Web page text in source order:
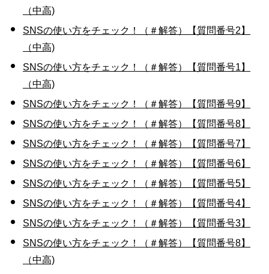
（中高)
SNSの使い方をチェック！（＃解答）【質問番号2】
（中高)
SNSの使い方をチェック！（＃解答）【質問番号1】
（中高)
SNSの使い方をチェック！（＃解答）【質問番号9】
SNSの使い方をチェック！（＃解答）【質問番号8】
SNSの使い方をチェック！（＃解答）【質問番号7】
SNSの使い方をチェック！（＃解答）【質問番号6】
SNSの使い方をチェック！（＃解答）【質問番号5】
SNSの使い方をチェック！（＃解答）【質問番号4】
SNSの使い方をチェック！（＃解答）【質問番号3】
SNSの使い方をチェック！（＃解答）【質問番号8】
（中高)